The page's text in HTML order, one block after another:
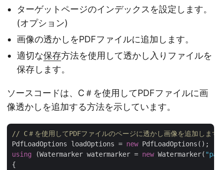
ターゲットページのインデックスを設定します。
(オプション)
画像の透かしをPDFファイルに追加します。
適切な保存方法を使用して透かし入りファイルを
保存します。
ソースコードは、C＃を使用してPDFファイルに画
像透かしを追加する方法を示しています。
// C＃を使用してPDFファイルのページに透かし画像を追加しま
PdfLoadOptions loadOptions = new
using (Watermarker watermarker = new Watermarker(
{